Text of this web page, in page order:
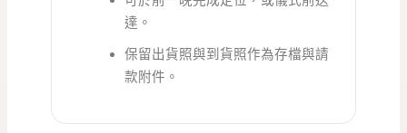
達。
保留出貨照與到貨照作為存檔與請
款附件。